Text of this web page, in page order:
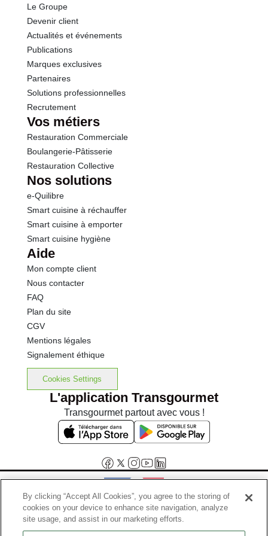
Protéines
Sel
Le Groupe
Devenir client
Actualités et événements
Publications
Marques exclusives
Partenaires
Solutions professionnelles
Recrutement
Vos métiers
Restauration Commerciale
Boulangerie-Pâtisserie
Restauration Collective
Nos solutions
e-Quilibre
Smart cuisine à réchauffer
Smart cuisine à emporter
Smart cuisine hygiène
Aide
Mon compte client
Nous contacter
FAQ
Plan du site
CGV
Mentions légales
Signalement éthique
Cookies Settings
L'application Transgourmet
Transgourmet partout avec vous !
Interdiction de vente de boissons alcooliques aux mineurs de
By clicking “Accept All Cookies”, you agree to the storing of
cookies on your device to enhance site navigation, analyze
site usage, and assist in our marketing efforts.